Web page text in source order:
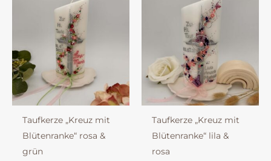
Taufkerze „Kreuz mit
Blütenranke“ rosa &
grün
Taufkerze „Kreuz mit
Blütenranke“ lila &
rosa